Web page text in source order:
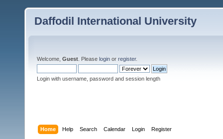
Daffodil International University
Welcome, Guest . Please login or register.
Login with username, password and session length
Home Help Search Calendar Login Register